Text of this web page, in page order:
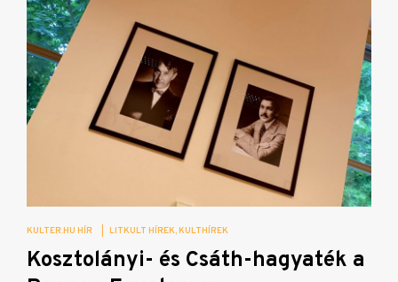
KULTER.HU HÍR LITKULT HÍREK KULTHÍREK
Kosztolányi- és Csáth-hagyaték a